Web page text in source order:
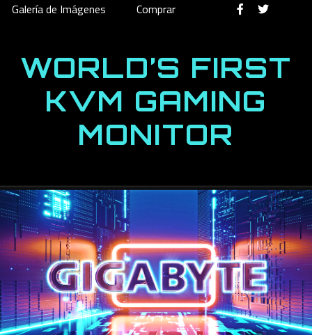
Galería de Imágenes
Comprar
WORLD’S FIRST
KVM GAMING
MONITOR